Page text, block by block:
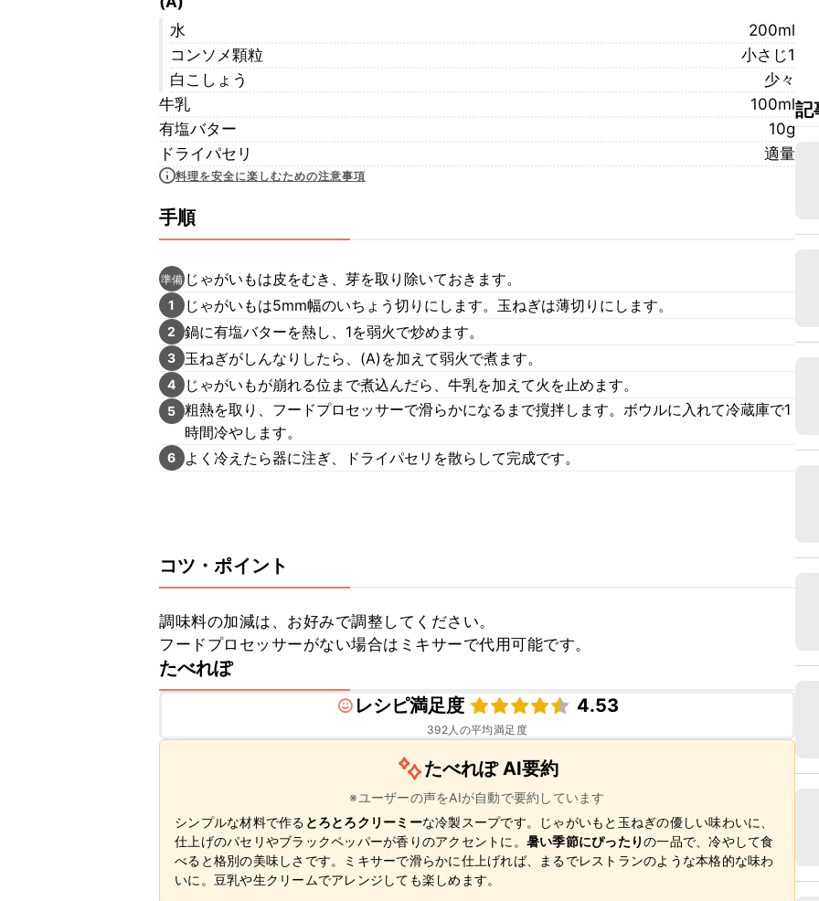
水
200ml
コンソメ顆粒
小さじ1
白こしょう
少々
牛乳
100ml
有塩バター
10g
ドライパセリ
適量
料理を安全に楽しむための注意事項
手順
準備 じゃがいもは皮をむき、芽を取り除いておきます。
1 じゃがいもは5mm幅のいちょう切りにします。玉ねぎは薄切りにします。
2 鍋に有塩バターを熱し、1を弱火で炒めます。
3 玉ねぎがしんなりしたら、(A)を加えて弱火で煮ます。
4 じゃがいもが崩れる位まで煮込んだら、牛乳を加えて火を止めます。
5 粗熱を取り、フードプロセッサーで滑らかになるまで撹拌します。ボウルに入れて冷蔵庫で1
時間冷やします。
6 よく冷えたら器に注ぎ、ドライパセリを散らして完成です。
コツ・ポイント
調味料の加減は、お好みで調整してください。
フードプロセッサーがない場合はミキサーで代用可能です。
たべれぽ
レシピ満足度
4.53
392人の平均満足度
たべれぽ AI要約
※ユーザーの声をAIが自動で要約しています
シンプルな材料で作る とろとろクリーミーな冷製スープです。じゃがいもと玉ねぎの優しい味わいに、
仕上げのパセリやブラックペッパーが香りのアクセントに。 暑い季節にぴったりの一品で、冷やして食
べると格別の美味しさです。ミキサーで滑らかに仕上げれば、まるでレストランのような本格的な味わ
いに。豆乳や生クリームでアレンジしても楽しめます。
記